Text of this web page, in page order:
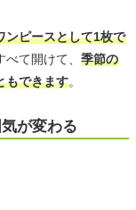
ンピースとして1枚で
て開けて、 季節の
もできます。
が変わる